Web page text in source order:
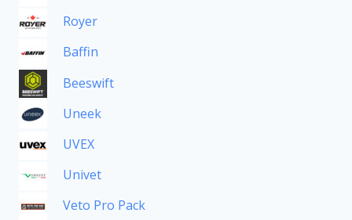
Royer
Baffin
Beeswift
Uneek
UVEX
Univet
Veto Pro Pack